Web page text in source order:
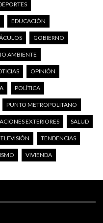
EDUCACIÓN
GOBIERNO
AMBIENTE
OPINIÓN
POLÍTICA
PUNTO METROPOLITANO
EXTERIORES SALUD
TENDENCIAS
VIVIENDA